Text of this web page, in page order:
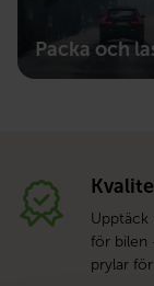
Packa och
Upptäck
för bilen
prylar